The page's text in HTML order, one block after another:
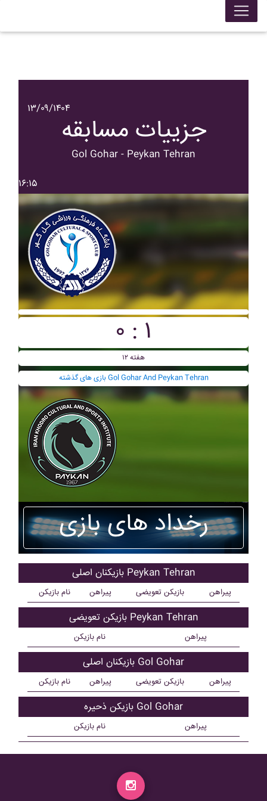
۱۳/۰۹/۱۴۰۴
جزییات مسابقه
Gol Gohar - Peykan Tehran
۱۶:۱۵
۰ : ۱
هفته ۱۲
بازی های گذشته Gol Gohar And Peykan Tehran
رخداد های بازی
بازیکنان اصلی Peykan Tehran
نام بازیکن پیراهن بازیکن تعویضی پیراهن
بازیکن تعویضی Peykan Tehran
نام بازیکن پیراهن
بازیکنان اصلی Gol Gohar
نام بازیکن پیراهن بازیکن تعویضی پیراهن
بازیکن ذحیره Gol Gohar
نام بازیکن پیراهن